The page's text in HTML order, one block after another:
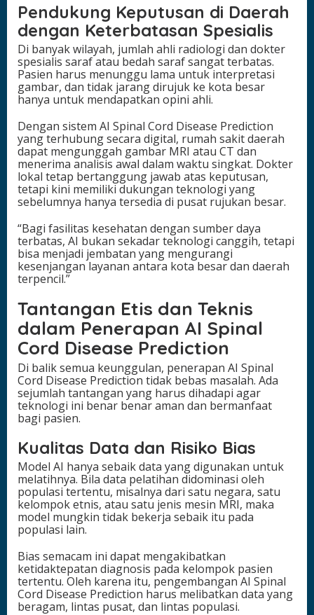
Pendukung Keputusan di Daerah
dengan Keterbatasan Spesialis
Di banyak wilayah, jumlah ahli radiologi dan dokter
spesialis saraf atau bedah saraf sangat terbatas.
Pasien harus menunggu lama untuk interpretasi
gambar, dan tidak jarang dirujuk ke kota besar
hanya untuk mendapatkan opini ahli.
Dengan sistem AI Spinal Cord Disease Prediction
yang terhubung secara digital, rumah sakit daerah
dapat mengunggah gambar MRI atau CT dan
menerima analisis awal dalam waktu singkat. Dokter
lokal tetap bertanggung jawab atas keputusan,
tetapi kini memiliki dukungan teknologi yang
sebelumnya hanya tersedia di pusat rujukan besar.
“Bagi fasilitas kesehatan dengan sumber daya
terbatas, AI bukan sekadar teknologi canggih, tetapi
bisa menjadi jembatan yang mengurangi
kesenjangan layanan antara kota besar dan daerah
terpencil.”
Tantangan Etis dan Teknis
dalam Penerapan AI Spinal
Cord Disease Prediction
Di balik semua keunggulan, penerapan AI Spinal
Cord Disease Prediction tidak bebas masalah. Ada
sejumlah tantangan yang harus dihadapi agar
teknologi ini benar benar aman dan bermanfaat
bagi pasien.
Kualitas Data dan Risiko Bias
Model AI hanya sebaik data yang digunakan untuk
melatihnya. Bila data pelatihan didominasi oleh
populasi tertentu, misalnya dari satu negara, satu
kelompok etnis, atau satu jenis mesin MRI, maka
model mungkin tidak bekerja sebaik itu pada
populasi lain.
Bias semacam ini dapat mengakibatkan
ketidaktepatan diagnosis pada kelompok pasien
tertentu. Oleh karena itu, pengembangan AI Spinal
Cord Disease Prediction harus melibatkan data yang
beragam, lintas pusat, dan lintas populasi.